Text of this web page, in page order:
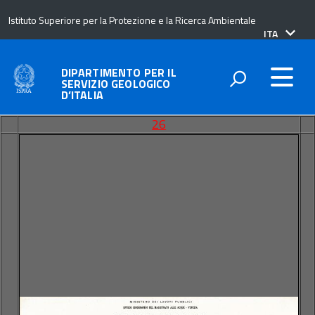
Istituto Superiore per la Protezione e la Ricerca Ambientale
lingua
ITA
DIPARTIMENTO PER IL
SERVIZIO GEOLOGICO
D’ITALIA
26